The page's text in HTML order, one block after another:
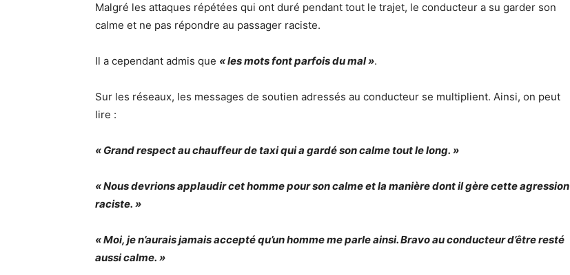
Malgré les attaques répétées qui ont duré pendant tout le trajet, le conducteur a su garder son
calme et ne pas répondre au passager raciste.
Il a cependant admis que « les mots font parfois du mal ».
Sur les réseaux, les messages de soutien adressés au conducteur se multiplient. Ainsi, on peut
lire :
« Grand respect au chauffeur de taxi qui a gardé son calme tout le long. »
« Nous devrions applaudir cet homme pour son calme et la manière dont il gère cette agression
raciste. »
« Moi, je n’aurais jamais accepté qu’un homme me parle ainsi. Bravo au conducteur d’être resté
aussi calme. »